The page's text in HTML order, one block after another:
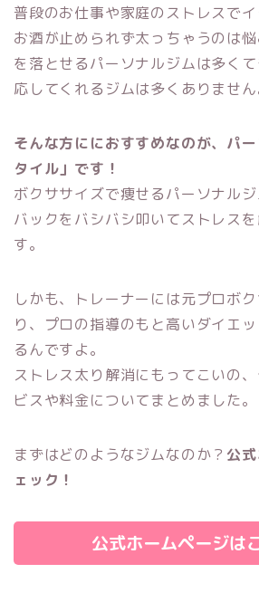
普段のお仕事や家庭のストレスで
お酒が止められず太っちゃうのは
を落とせるパーソナルジムは多く
応してくれるジムは多くありません
そんな方ににおすすめなのが、パ
タイル」です！
ボクササイズで痩せるパーソナル
バックをバシバシ叩いてストレス
す。
しかも、トレーナーには元プロボ
り、プロの指導のもと高いダイエ
るんですよ。
ストレス太り解消にもってこいの、
ビスや料金についてまとめました。
まずはどのようなジムなのか？ 公
ェック！
公式ホームページは